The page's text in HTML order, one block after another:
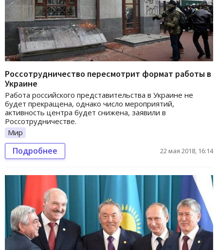
Россотрудничество пересмотрит формат работы в
Украине
Работа российского представительства в Украине не
будет прекращена, однако число мероприятий,
активность центра будет снижена, заявили в
Россотрудничестве.
Мир
Подробнее 22 мая 2018, 16:14